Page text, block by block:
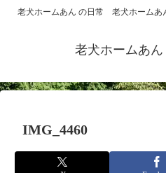
老犬ホームあん の日常 老犬ホームあ
老犬ホームあ
IMG_4460